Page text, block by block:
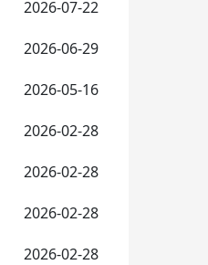
2026-07-22
2026-06-29
2026-05-16
2026-02-28
2026-02-28
2026-02-28
2026-02-28